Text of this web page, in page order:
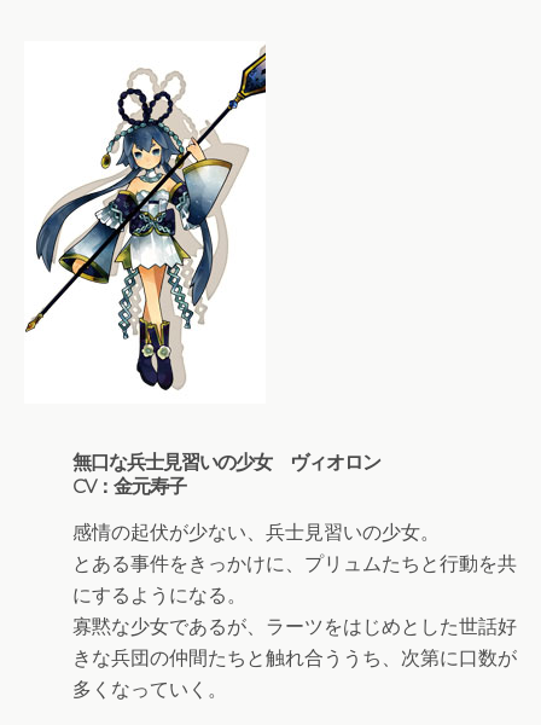
無口な兵士見習いの少女 ヴィオロン
CV：金元寿子
感情の起伏が少ない、兵士見習いの少女。
とある事件をきっかけに、プリュムたちと行動を共
にするようになる。
寡黙な少女であるが、ラーツをはじめとした世話好
きな兵団の仲間たちと触れ合ううち、次第に口数が
多くなっていく。